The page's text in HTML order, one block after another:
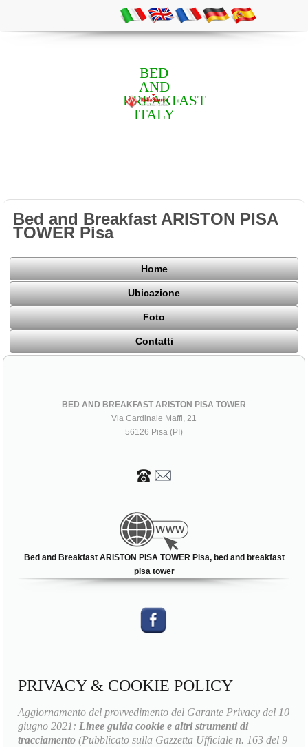
BED
AND
BREAKFAST
ITALY
Bed and Breakfast ARISTON PISA
TOWER Pisa
Home
Ubicazione
Foto
Contatti
BED AND BREAKFAST ARISTON PISA TOWER
Via Cardinale Maffi, 21
56126 Pisa (PI)
Bed and Breakfast ARISTON PISA TOWER Pisa, bed and breakfast
pisa tower
PRIVACY & COOKIE POLICY
Aggiornamento del provvedimento del Garante Privacy del 10
giugno 2021: Linee guida cookie e altri strumenti di
tracciamento (Pubblicato sulla Gazzetta Ufficiale n. 163 del 9